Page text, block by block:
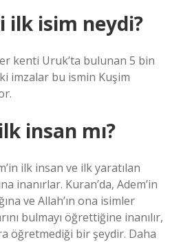
ilk isim neydi?
kenti Uruk’ta bulunan 5 bin
imzalar bu ismin Kuşim
insan mı?
ilk insan ve ilk yaratılan
inanırlar. Kuran’da, Adem’in
ve Allah’ın ona isimler
bulmayı öğrettiğine inanılır,
öğretmediği bir şeydir. Daha